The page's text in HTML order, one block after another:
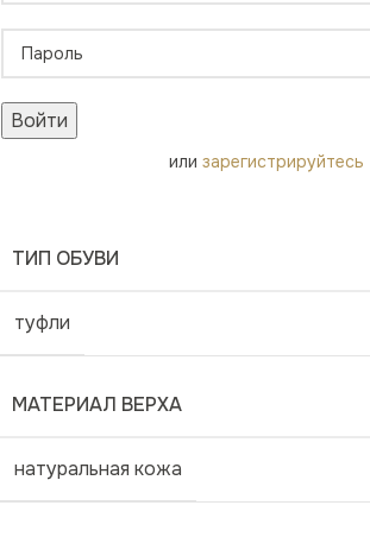
Войти
или зарегистрируйтесь
ТИП ОБУВИ
туфли
МАТЕРИАЛ ВЕРХА
натуральная кожа